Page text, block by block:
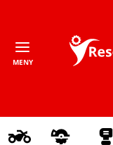
MENY